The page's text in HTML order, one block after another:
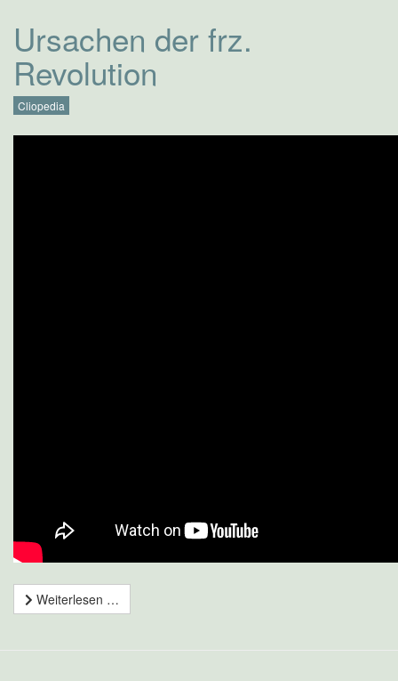
Ursachen der frz.
Revolution
Cliopedia
Weiterlesen …